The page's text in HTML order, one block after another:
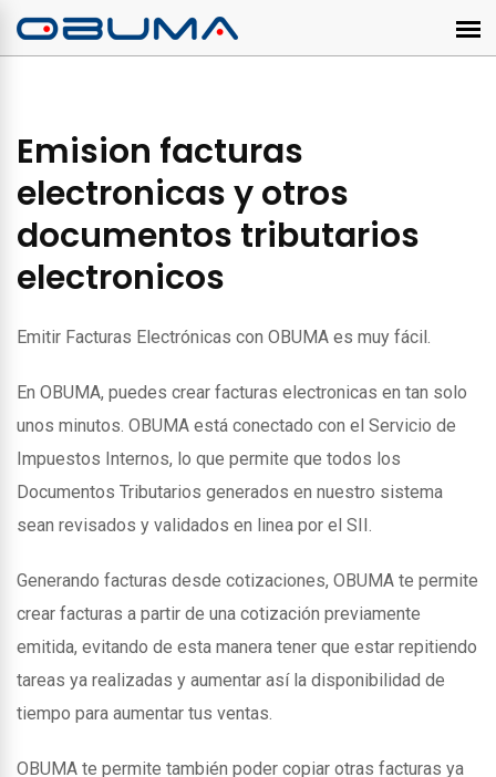
Emision facturas
electronicas y otros
documentos tributarios
electronicos
Emitir Facturas Electrónicas con OBUMA es muy fácil.
En OBUMA, puedes crear facturas electronicas en tan solo
unos minutos. OBUMA está conectado con el Servicio de
Impuestos Internos, lo que permite que todos los
Documentos Tributarios generados en nuestro sistema
sean revisados y validados en linea por el SII.
Generando facturas desde cotizaciones, OBUMA te permite
crear facturas a partir de una cotización previamente
emitida, evitando de esta manera tener que estar repitiendo
tareas ya realizadas y aumentar así la disponibilidad de
tiempo para aumentar tus ventas.
OBUMA te permite también poder copiar otras facturas ya